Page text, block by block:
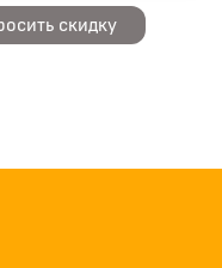
скидку